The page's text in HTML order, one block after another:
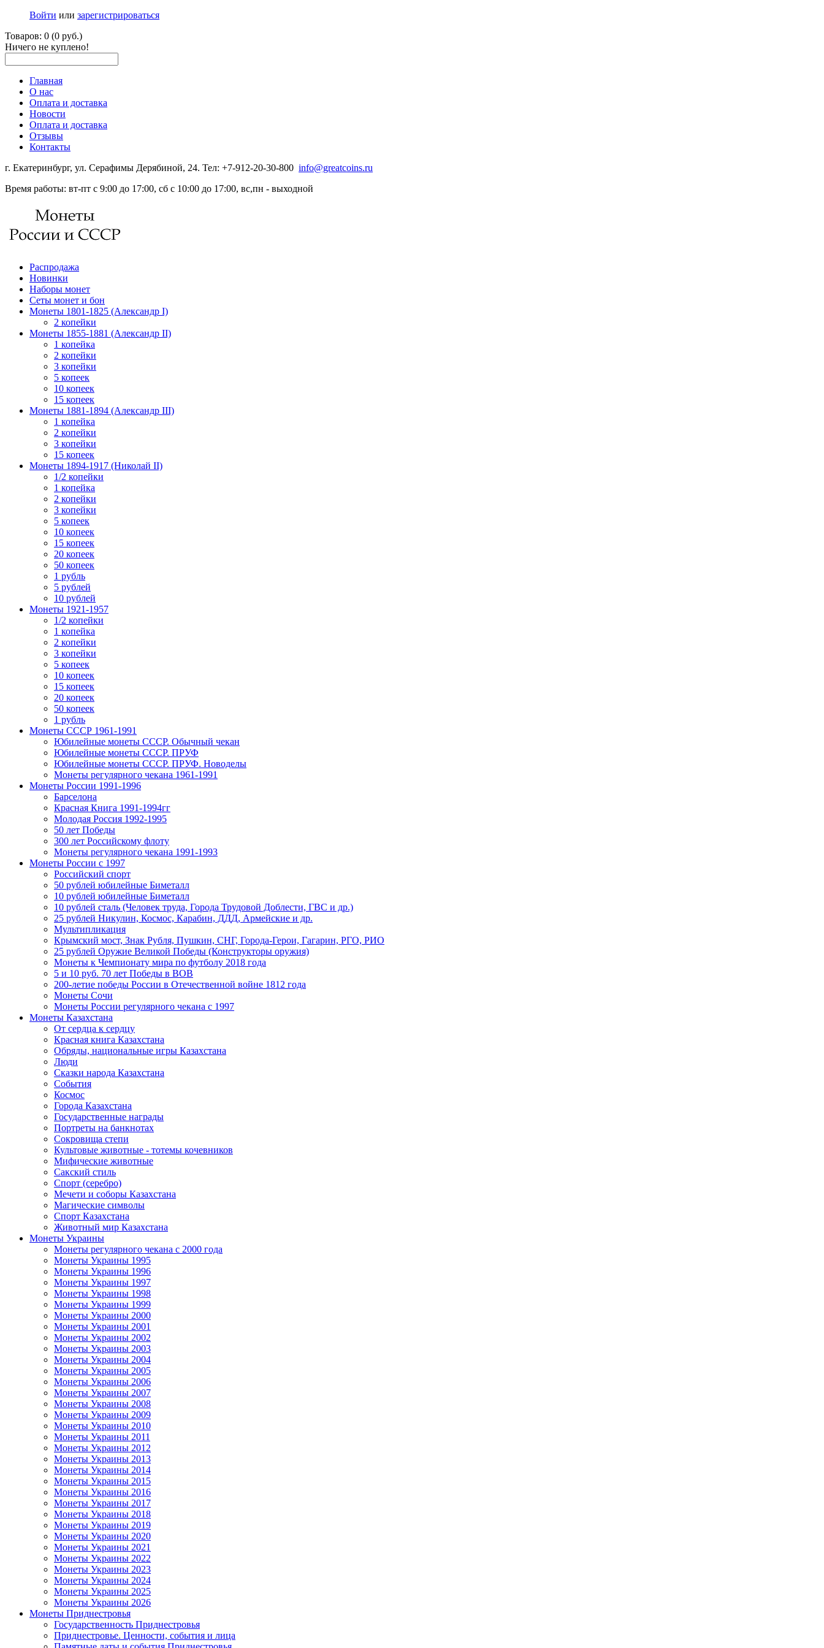
Войти или зарегистрироваться
Товаров: 0 (0 руб.)
Ничего не куплено!
Главная
О нас
Оплата и доставка
Новости
Оплата и доставка
Отзывы
Контакты
г. Екатеринбург, ул. Серафимы Дерябиной, 24. Тел: +7-912-20-30-800 info@greatcoins.ru
Время работы: вт-пт с 9:00 до 17:00, сб с 10:00 до 17:00, вс,пн - выходной
Распродажа
Новинки
Наборы монет
Сеты монет и бон
Монеты 1801-1825 (Александр I)
2 копейки
Монеты 1855-1881 (Александр II)
1 копейка
2 копейки
3 копейки
5 копеек
10 копеек
15 копеек
Монеты 1881-1894 (Александр III)
1 копейка
2 копейки
3 копейки
15 копеек
Монеты 1894-1917 (Николай II)
1/2 копейки
1 копейка
2 копейки
3 копейки
5 копеек
10 копеек
15 копеек
20 копеек
50 копеек
1 рубль
5 рублей
10 рублей
Монеты 1921-1957
1/2 копейки
1 копейка
2 копейки
3 копейки
5 копеек
10 копеек
15 копеек
20 копеек
50 копеек
1 рубль
Монеты СССР 1961-1991
Юбилейные монеты СССР. Обычный чекан
Юбилейные монеты СССР. ПРУФ
Юбилейные монеты СССР. ПРУФ. Новоделы
Монеты регулярного чекана 1961-1991
Монеты России 1991-1996
Барселона
Красная Книга 1991-1994гг
Молодая Россия 1992-1995
50 лет Победы
300 лет Российскому флоту
Монеты регулярного чекана 1991-1993
Монеты России c 1997
Российский спорт
50 рублей юбилейные Биметалл
10 рублей юбилейные Биметалл
10 рублей сталь (Человек труда, Города Трудовой Доблести, ГВС и др.)
25 рублей Никулин, Космос, Карабин, ДДД, Армейские и др.
Мультипликация
Крымский мост, Знак Рубля, Пушкин, СНГ, Города-Герои, Гагарин, РГО, РИО
25 рублей Оружие Великой Победы (Конструкторы оружия)
Монеты к Чемпионату мира по футболу 2018 года
5 и 10 руб. 70 лет Победы в ВОВ
200-летие победы России в Отечественной войне 1812 года
Монеты Сочи
Монеты России регулярного чекана с 1997
Монеты Казахстана
От сердца к сердцу
Красная книга Казахстана
Обряды, национальные игры Казахстана
Люди
Сказки народа Казахстана
События
Космос
Города Казахстана
Государственные награды
Портреты на банкнотах
Сокровища степи
Культовые животные - тотемы кочевников
Мифические животные
Сакский стиль
Спорт (серебро)
Мечети и соборы Казахстана
Магические символы
Спорт Казахстана
Животный мир Казахстана
Монеты Украины
Монеты регулярного чекана с 2000 года
Монеты Украины 1995
Монеты Украины 1996
Монеты Украины 1997
Монеты Украины 1998
Монеты Украины 1999
Монеты Украины 2000
Монеты Украины 2001
Монеты Украины 2002
Монеты Украины 2003
Монеты Украины 2004
Монеты Украины 2005
Монеты Украины 2006
Монеты Украины 2007
Монеты Украины 2008
Монеты Украины 2009
Монеты Украины 2010
Монеты Украины 2011
Монеты Украины 2012
Монеты Украины 2013
Монеты Украины 2014
Монеты Украины 2015
Монеты Украины 2016
Монеты Украины 2017
Монеты Украины 2018
Монеты Украины 2019
Монеты Украины 2020
Монеты Украины 2021
Монеты Украины 2022
Монеты Украины 2023
Монеты Украины 2024
Монеты Украины 2025
Монеты Украины 2026
Монеты Приднестровья
Государственность Приднестровья
Приднестровье. Ценности, события и лица